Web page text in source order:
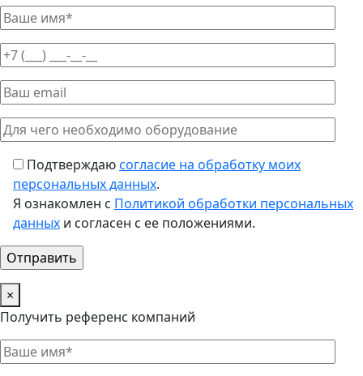
Подтверждаюсогласие на обработку моих
персональных данных.
Я ознакомлен с Политикой обработки персональных
данных и согласен с ее положениями.
×
Получить референс компаний